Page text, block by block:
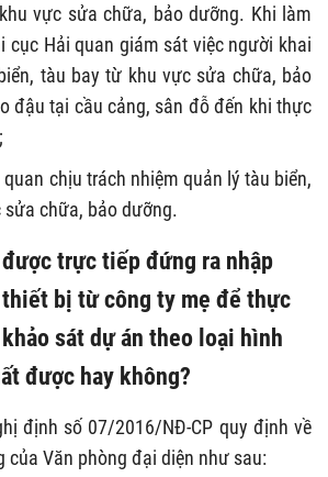
vực sửa chữa, bảo dưỡng. Khi làm
cục Hải quan giám sát việc người khai
tàu bay từ khu vực sửa chữa, bảo
đậu tại cầu cảng, sân đỗ đến khi thực
chịu trách nhiệm quản lý tàu biển,
chữa, bảo dưỡng.
trực tiếp đứng ra nhập
thiết bị từ công ty mẹ để thực
sát dự án theo loại hình
được hay không?
định số 07/2016/NĐ-CP quy định về
của Văn phòng đại diện như sau: